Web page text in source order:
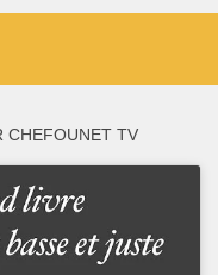
CHEFOUNET TV